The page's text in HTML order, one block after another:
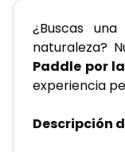
¿Buscas
naturaleza?
Paddle por
experiencia
Descripción